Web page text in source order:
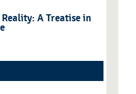
A Treatise in